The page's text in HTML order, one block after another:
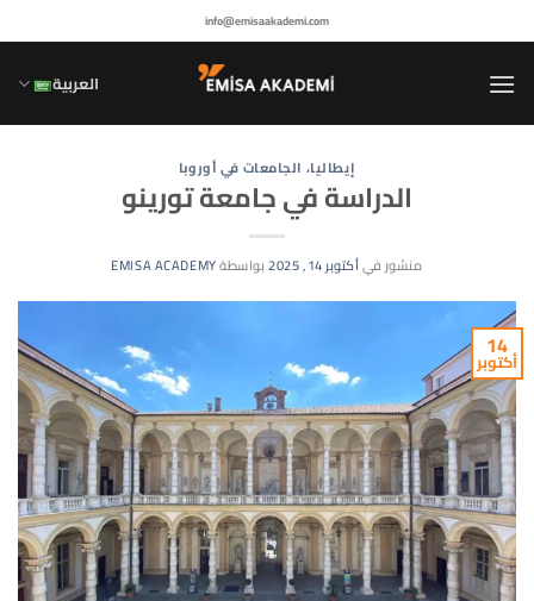
للمحتوى
info@emisaakademi.com
العربية
إيطاليا، الجامعات في أوروبا
الدراسة في جامعة تورينو
منشور فيأكتوبر 14, 2025 بواسطةEMISA ACADEMY
14
أكتوبر